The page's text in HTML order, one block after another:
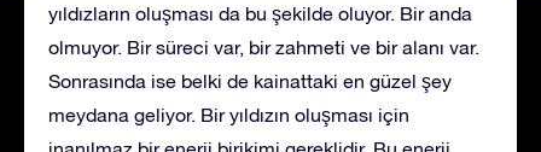
yıldızların oluşması da bu şekilde oluyor. Bir anda
olmuyor. Bir süreci var, bir zahmeti ve bir alanı var.
Sonrasında ise belki de kainattaki en güzel şey
meydana geliyor. Bir yıldızın oluşması için